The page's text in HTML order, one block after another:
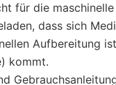
für die
dass sich
Aufbereitung
kommt.